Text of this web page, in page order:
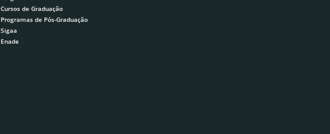
Cursos de Graduação
Programas de Pós-Graduação
Sigaa
Enade